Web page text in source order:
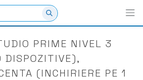
PRIME NIVEL 3
(INCHIRIERE PE 1